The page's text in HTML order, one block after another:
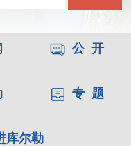
公 开
专 题
库尔勒